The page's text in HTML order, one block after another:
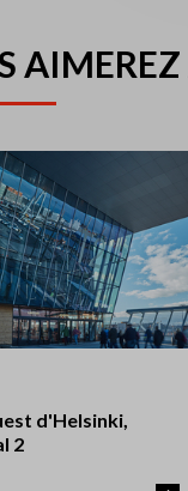
AIMEREZ
d'Helsinki,
2